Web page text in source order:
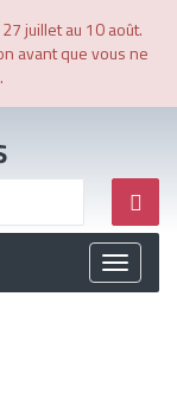
juillet au 10 août.
avant que vous ne
Toggle